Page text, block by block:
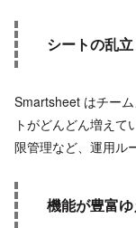
シートの乱立
Smartsheet はチー
トがどんどん増え
限管理など、運用ル
機能が豊富